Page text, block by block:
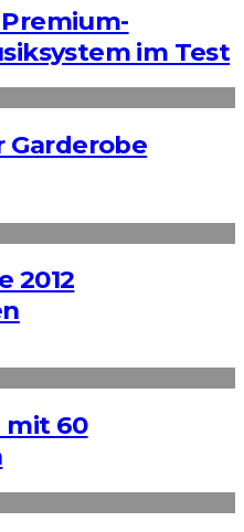
im Test
Garderobe
2012
mit 60